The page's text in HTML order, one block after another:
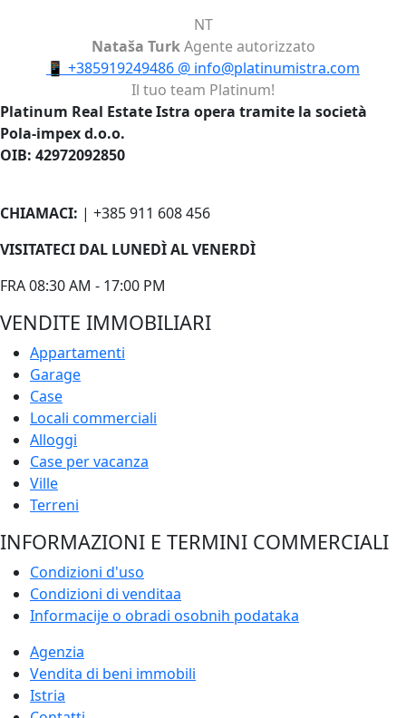
NT
Nataša Turk Agente autorizzato
📱 +385919249486 @ info@platinumistra.com
Il tuo team Platinum!
Platinum Real Estate Istra opera tramite la società
Pola-impex d.o.o.
OIB: 42972092850
CHIAMACI: | +385 911 608 456
VISITATECI DAL LUNEDÌ AL VENERDÌ
FRA 08:30 AM - 17:00 PM
VENDITE IMMOBILIARI
Appartamenti
Garage
Case
Locali commerciali
Alloggi
Case per vacanza
Ville
Terreni
INFORMAZIONI E TERMINI COMMERCIALI
Condizioni d'uso
Condizioni di venditaa
Informacije o obradi osobnih podataka
Agenzia
Vendita di beni immobili
Istria